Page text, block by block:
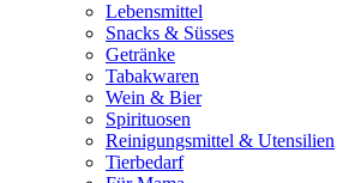
Lebensmittel
Snacks & Süsses
Getränke
Tabakwaren
Wein & Bier
Spirituosen
Reinigungsmittel & Utensilien
Tierbedarf